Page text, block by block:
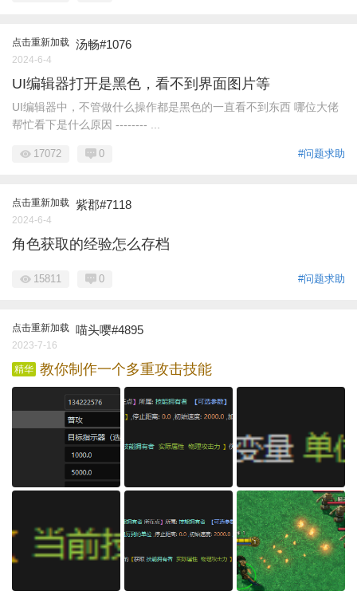
点击重新加载 汤畅#1076
2024-6-4
UI编辑器打开是黑色，看不到界面图片等
UI编辑器中，不管做什么操作都是黑色的一直看不到东西 哪位大佬
帮忙看下是什么原因 -------- ...
#问题求助
17072 0
点击重新加载 紫郡#7118
2024-6-4
角色获取的经验怎么存档
#问题求助
15811 0
点击重新加载 喵头嘤#4895
2023-7-16
精华 教你制作一个多重攻击技能